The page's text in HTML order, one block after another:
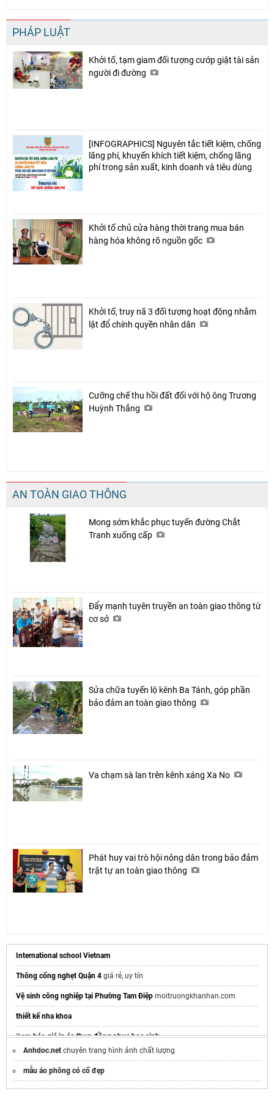
PHÁP LUẬT
Khởi tố, tạm giam đối tượng cướp giật tài sản
người đi đường
[INFOGRAPHICS] Nguyên tắc tiết kiệm, chống
lãng phí, khuyến khích tiết kiệm, chống lãng
phí trong sản xuất, kinh doanh và tiêu dùng
Khởi tố chủ cửa hàng thời trang mua bán
hàng hóa không rõ nguồn gốc
Khởi tố, truy nã 3 đối tượng hoạt động nhằm
lật đổ chính quyền nhân dân
Cưỡng chế thu hồi đất đối với hộ ông Trương
Huỳnh Thắng
AN TOÀN GIAO THÔNG
Mong sớm khắc phục tuyến đường Chắt
Tranh xuống cấp
Đẩy mạnh tuyên truyền an toàn giao thông từ
cơ sở
Sửa chữa tuyến lộ kênh Ba Tánh, góp phần
bảo đảm an toàn giao thông
Va chạm sà lan trên kênh xáng Xa No
Phát huy vai trò hội nông dân trong bảo đảm
trật tự an toàn giao thông
International school Vietnam
Thông cống nghẹt Quận 4 giá rẻ, uy tín
Vệ sinh công nghiệp tại Phường Tam Điệp moitruongkhanhan.com
thiết kế nha khoa​
Xembáo giá in áo thun đồng phục học sinh
màn hình tương tác
thông cống nghẹt Quận 7
Anhdoc.net chuyên trang hình ảnh chất lượng
mẫu áo phông có cổ đẹp